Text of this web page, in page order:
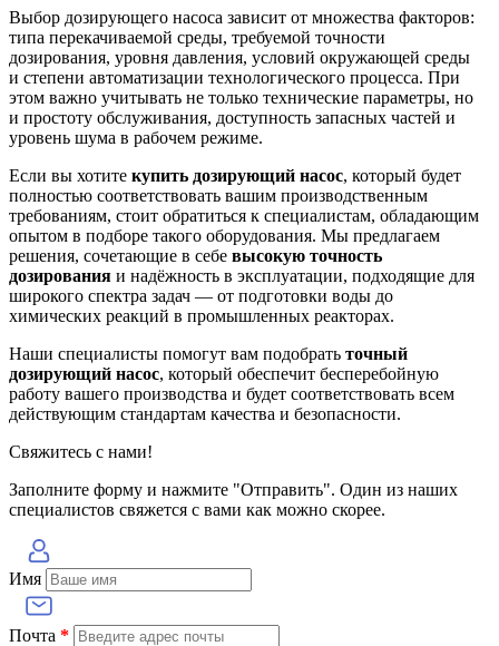
Выбор дозирующего насоса зависит от множества факторов:
типа перекачиваемой среды, требуемой точности
дозирования, уровня давления, условий окружающей среды
и степени автоматизации технологического процесса. При
этом важно учитывать не только технические параметры, но
и простоту обслуживания, доступность запасных частей и
уровень шума в рабочем режиме.
Если вы хотите купить дозирующий насос, который будет
полностью соответствовать вашим производственным
требованиям, стоит обратиться к специалистам, обладающим
опытом в подборе такого оборудования. Мы предлагаем
решения, сочетающие в себе высокую точность
дозирования и надёжность в эксплуатации, подходящие для
широкого спектра задач — от подготовки воды до
химических реакций в промышленных реакторах.
Наши специалисты помогут вам подобрать точный
дозирующий насос, который обеспечит бесперебойную
работу вашего производства и будет соответствовать всем
действующим стандартам качества и безопасности.
Свяжитесь с нами!
Заполните форму и нажмите "Отправить". Один из наших
специалистов свяжется с вами как можно скорее.
Имя
Почта *